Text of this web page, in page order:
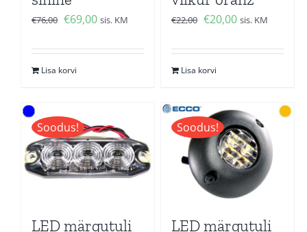
€76,00 Algne
oli:
€76,00.
€69,00Current
is:
sis. KM
Lisa korvi
€22,00 Algne
oli:
€22,00.
€20,00Current
is:
sis. KM
Lisa korvi
Soodus!
LED märgutuli
Soodus!
LED märgutuli